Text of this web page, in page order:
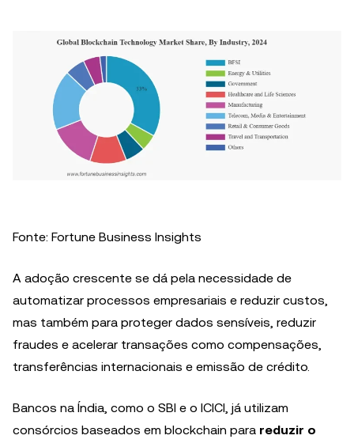
Fonte: Fortune Business Insights
A adoção crescente se dá pela necessidade de
automatizar processos empresariais e reduzir custos,
mas também para proteger dados sensíveis, reduzir
fraudes e acelerar transações como compensações,
transferências internacionais e emissão de crédito.
Bancos na Índia, como o SBI e o ICICI, já utilizam
consórcios baseados em blockchain para reduzir o